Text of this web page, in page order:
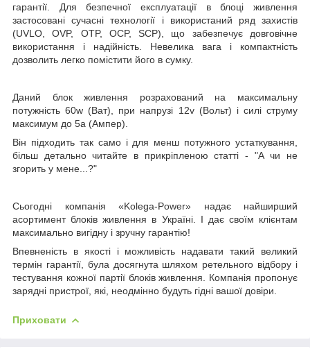
гарантії. Для безпечної експлуатації в блоці живлення
застосовані сучасні технології і використаний ряд захистів
(UVLO, OVP, OTP, OCP, SCP), що забезпечує довговічне
використання і надійність. Невелика вага і компактність
дозволить легко помістити його в сумку.
Даний блок живлення розрахований на максимальну
потужність60w (Ват) , при напрузі 12v(Вольт) і силі струму
максимум до 5a (Ампер).
Він підходить так само і для менш потужного устаткування,
більш детально читайте в прикріпленою статті - "А чи не
згорить у мене...?"
Сьогодні компанія «Kolega-Power» надає найширший
асортимент блоків живлення в Україні. І дає своїм клієнтам
максимально вигідну і зручну гарантію!
Впевненість в якості і можливість надавати такий великий
термін гарантії, була досягнута шляхом ретельного відбору і
тестування кожної партії блоків живлення. Компанія пропонує
зарядні пристрої, які, неодмінно будуть гідні вашої довіри.
Приховати